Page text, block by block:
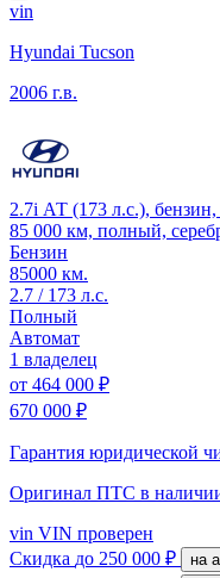
vin
Hyundai Tucson
2006 г.в.
2.7i АТ (173 л.с.),
85 000 км, полный,
Бензин
85000 км.
2.7 / 173 л.с.
Полный
Автомат
1 владелец
от 464 000 ₽
670 000 ₽
Гарантия юридической
Оригинал ПТС в
vin VIN проверен
Скидка до 250 000 ₽